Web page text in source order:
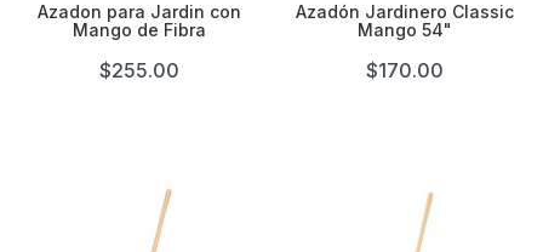
Azadon para Jardin con
Mango de Fibra
$255.00
Azadón Jardinero Classic
Mango 54"
$170.00